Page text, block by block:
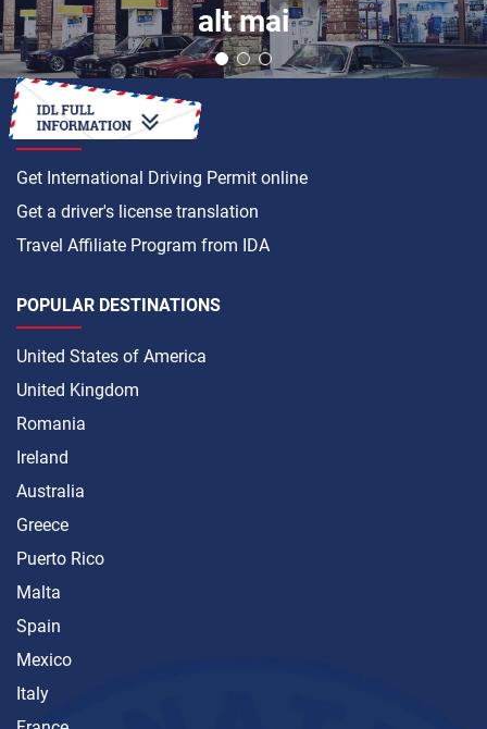
alt mai
HOW TO
Get International Driving Permit online
Get a driver's license translation
Travel Affiliate Program from IDA
POPULAR DESTINATIONS
United States of America
United Kingdom
Romania
Ireland
Australia
Greece
Puerto Rico
Malta
Spain
Mexico
Italy